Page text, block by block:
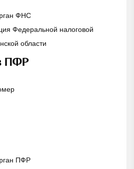
ФНС
Федеральной налоговой
области
ПФР
ПФР